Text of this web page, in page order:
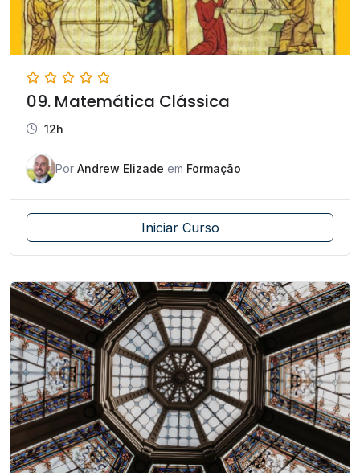
09. Matemática Clássica
12h
Por Andrew Elizade em Formação
Iniciar Curso